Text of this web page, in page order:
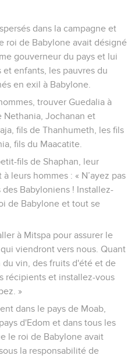
dans la campagne et
roi de Babylone avait désigné
gouverneur du pays et lui
enfants, les pauvres du
en exil à Babylone.
trouver Guedalia à
Nethania, Jochanan et
fils de Thanhumeth, les fils
fils du Maacatite.
fils de Shaphan, leur
leurs hommes : « N’ayez pas
Babyloniens ! Installez-
de Babylone et tout se
à Mitspa pour assurer le
viendront vers nous. Quant
vin, des fruits d'été et de
récipients et installez-vous
»
dans le pays de Moab,
d'Edom et dans tous les
le roi de Babylone avait
la responsabilité de